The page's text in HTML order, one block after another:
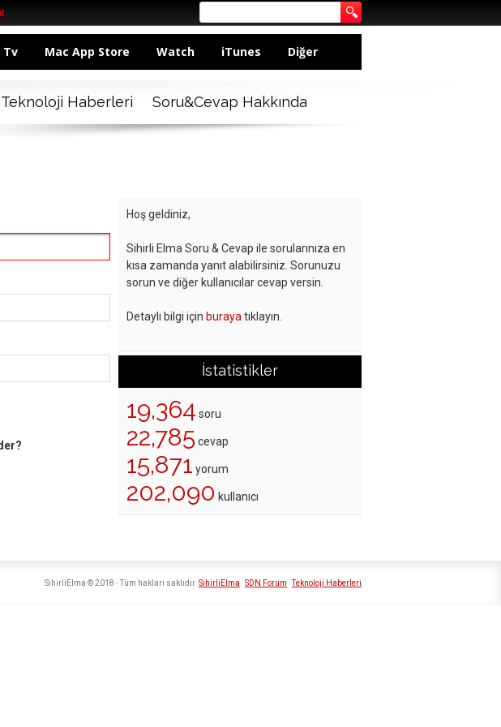
Tv Mac App Store Watch iTunes Diğer
Teknoloji Haberleri Soru&Cevap Hakkında
Hoş geldiniz,
Sihirli Elma Soru & Cevap ile sorularınıza en
kısa zamanda yanıt alabilirsiniz. Sorunuzu
sorun ve diğer kullanıcılar cevap versin.
Detaylı bilgi için buraya tıklayın.
İstatistikler
19,364 soru
22,785 cevap
15,871 yorum
202,090 kullanıcı
SihirliElma SDN Forum Teknoloji Haberleri
SihirliElma © 2018 - Tüm hakları saklıdır